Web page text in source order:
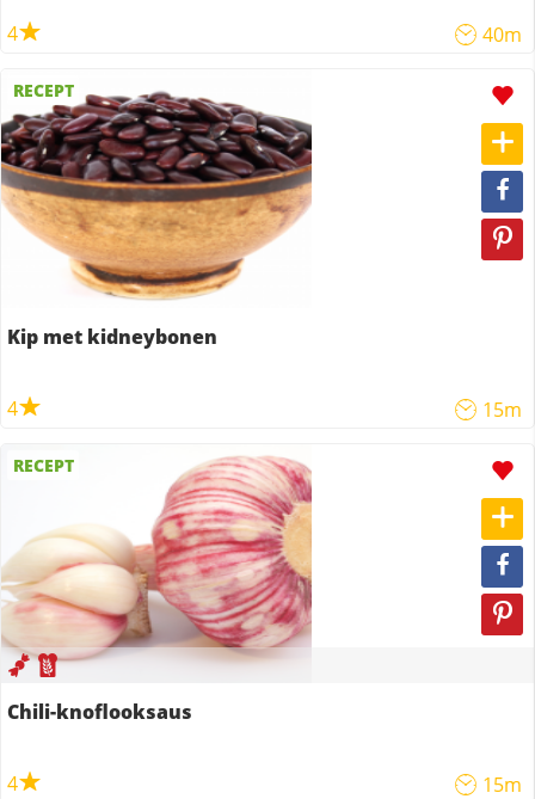
4 40m
RECEPT
Kip met kidneybonen
4 15m
RECEPT
Chili-knoflooksaus
4 15m